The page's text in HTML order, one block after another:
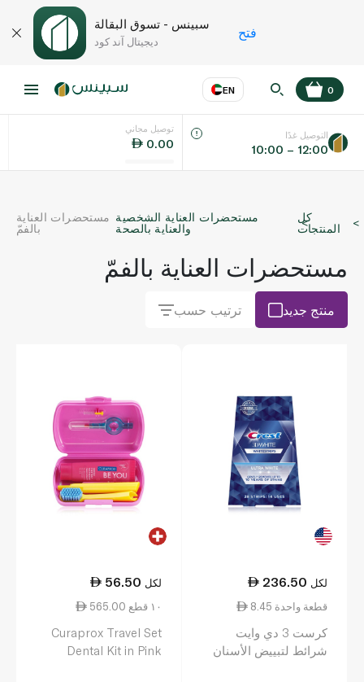
سبينس - تسوق البقالة
ديجيتال آند كود
فتح
EN
اللغة عر
KSA
0
توصيل مجاني
0.00
التوصيل غدًا
10:00 – 12:00
كل
المنتجات
مستحضرات العناية الشخصية
والعناية بالصحة
مستحضرات العناية
بالفمّ
مستحضرات العناية بالفمّ
منتج جديد ترتيب حسب
236.50 لكل
8.45 قطعة واحدة
كرست 3 دي وايت
شرائط لتبييض الأسنان
56.50 لكل
565.00 ١٠ قطع
Curaprox Travel Set
Dental Kit in Pink